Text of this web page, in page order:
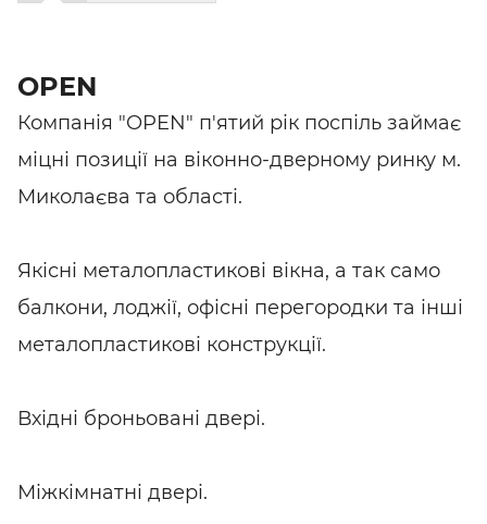
OPEN
Компанія "OPEN" п'ятий рік поспіль займає
міцні позиції на віконно-дверному ринку м.
Миколаєва та області.
Якісні металопластикові вікна, а так само
балкони, лоджії, офісні перегородки та інші
металопластикові конструкції.
Вхідні броньовані двері.
Міжкімнатні двері.